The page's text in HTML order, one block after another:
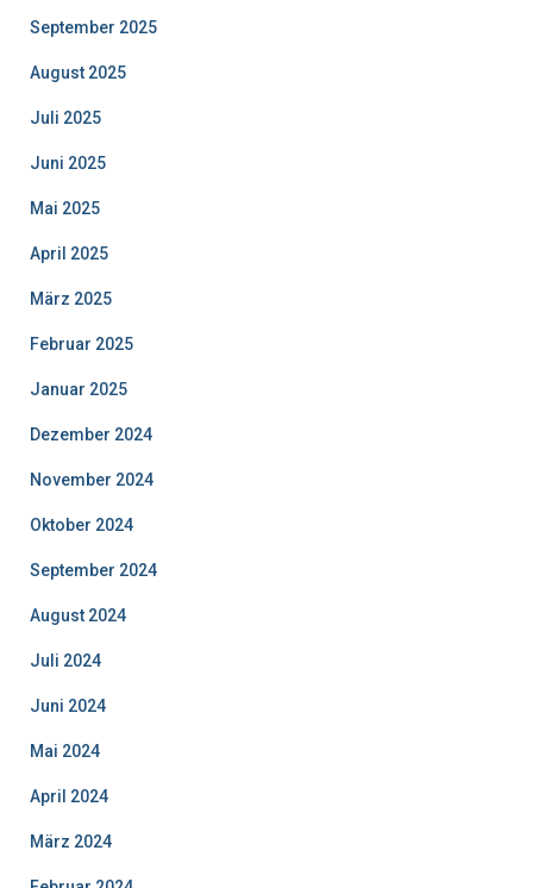
September 2025
August 2025
Juli 2025
Juni 2025
Mai 2025
April 2025
März 2025
Februar 2025
Januar 2025
Dezember 2024
November 2024
Oktober 2024
September 2024
August 2024
Juli 2024
Juni 2024
Mai 2024
April 2024
März 2024